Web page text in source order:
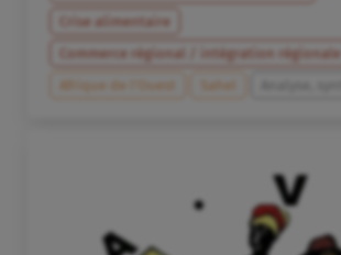
Crise alimentaire
Commerce régional / intégration régionale
Afrique de l’Ouest
Sahel